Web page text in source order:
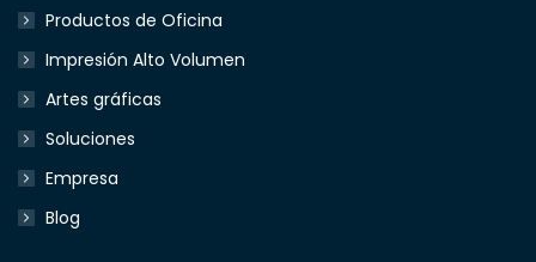
Productos de Oficina
Impresión Alto Volumen
Artes gráficas
Soluciones
Empresa
Blog